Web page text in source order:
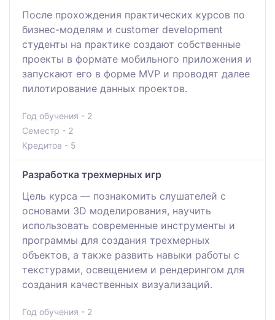
После прохождения практических курсов по
бизнес-моделям и customer development
студенты на практике создают собственные
проекты в формате мобильного приложения и
запускают его в форме MVP и проводят далее
пилотирование данных проектов.
Год обучения - 2
Семестр - 2
Кредитов - 5
Разработка трехмерных игр
Цель курса — познакомить слушателей с
основами 3D моделирования, научить
использовать современные инструменты и
программы для создания трехмерных
объектов, а также развить навыки работы с
текстурами, освещением и рендерингом для
создания качественных визуализаций.
Год обучения - 2